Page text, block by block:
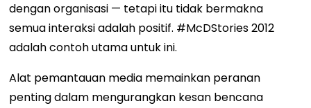
dengan organisasi — tetapi itu tidak bermakna
semua interaksi adalah positif. #McDStories 2012
adalah contoh utama untuk ini.
Alat pemantauan media memainkan peranan
penting dalam mengurangkan kesan bencana